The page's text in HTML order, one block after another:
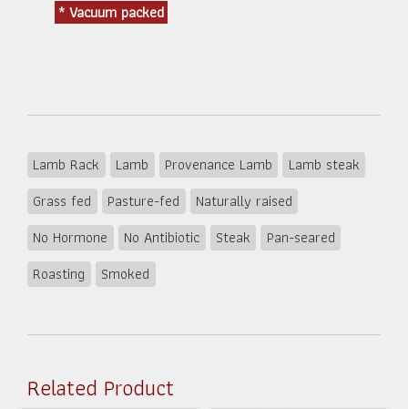
* Vacuum packed
Lamb Rack Lamb Provenance Lamb
Lamb steak
Grass fed
Pasture-fed
Naturally raised
No Hormone
No Antibiotic Steak
Pan-seared
Roasting
Smoked
Related Product